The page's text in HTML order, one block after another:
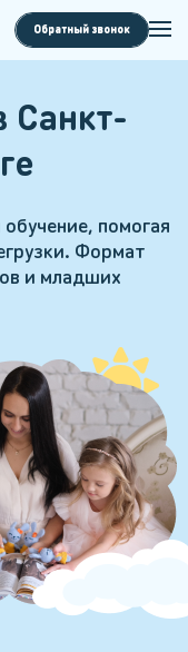
Обратный звонок
Санкт-
помогая
Формат
и младших